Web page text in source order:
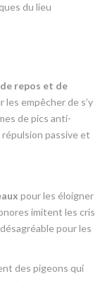
du lieu
repos et de
les empêcher de s’y
de pics anti-
passive et
pour les éloigner
imitent les cris
pour les
des pigeons qui